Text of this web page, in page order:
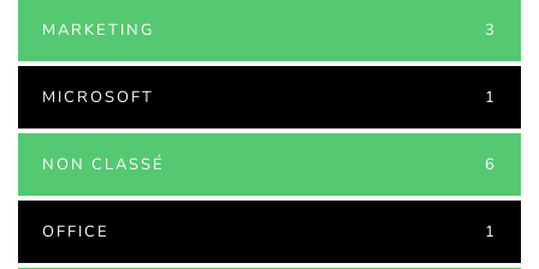
MARKETING 3
MICROSOFT 1
NON CLASSÉ 6
OFFICE 1